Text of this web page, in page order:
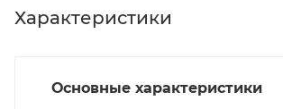
Характеристики
Основные характеристики